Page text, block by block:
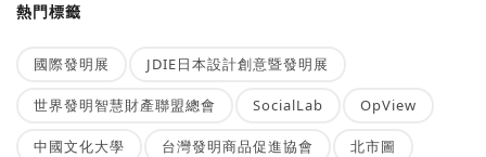
熱門標籤
國際發明展 JDIE日本設計創意暨發明展
世界發明智慧財產聯盟總會 SocialLab OpView
中國文化大學 台灣發明商品促進協會 北市圖